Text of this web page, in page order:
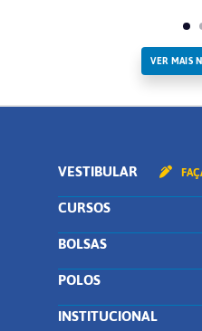
VER MAIS
VESTIBULAR
CURSOS
BOLSAS
POLOS
INSTITUCIONAL